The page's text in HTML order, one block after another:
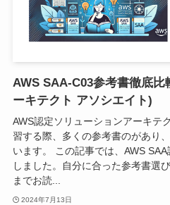
AWS SAA-C03参考書徹底
ーキテクト アソシエイト)
AWS認定ソリューションアーキテ
習する際、多くの参考書のがあり
います。 この記事では、AWS
しました。自分に合った参考書選
までお読...
2024年7月13日